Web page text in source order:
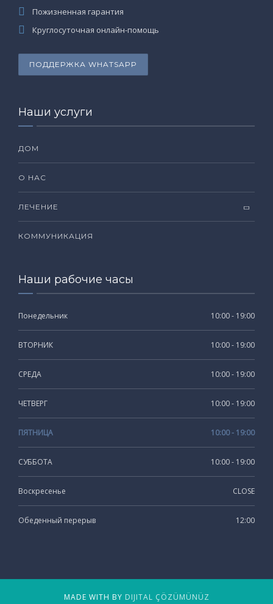
Пожизненная гарантия
Круглосуточная онлайн-помощь
ПОДДЕРЖКА WHATSAPP
Наши услуги
ДОМ
О НАС
ЛЕЧЕНИЕ
КОММУНИКАЦИЯ
Наши рабочие часы
Понедельник 10:00 - 19:00
ВТОРНИК 10:00 - 19:00
СРЕДА 10:00 - 19:00
ЧЕТВЕРГ 10:00 - 19:00
ПЯТНИЦА 10:00 - 19:00
СУББОТА 10:00 - 19:00
Воскресенье CLOSE
Обеденный перерыв 12:00
MADE WITH BY DIJITAL ÇÖZÜMÜNÜZ